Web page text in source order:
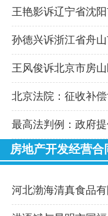
王艳影诉辽宁省沈
孙德兴诉浙江省舟
王风俊诉北京市房
北京法院：征收补
最高法判例：政府
房地产开发经营合
河北渤海清真食品